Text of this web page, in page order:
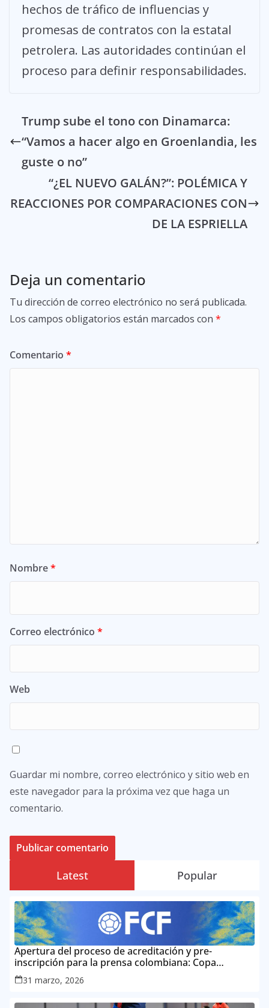
hechos de tráfico de influencias y
promesas de contratos con la estatal
petrolera. Las autoridades continúan el
proceso para definir responsabilidades.
Trump sube el tono con Dinamarca:
“Vamos a hacer algo en Groenlandia, les
guste o no”
“¿EL NUEVO GALÁN?”: POLÉMICA Y
REACCIONES POR COMPARACIONES CON
DE LA ESPRIELLA
Deja un comentario
Tu dirección de correo electrónico no será publicada.
Los campos obligatorios están marcados con *
Comentario *
Nombre*
Correo electrónico *
Web
Guardar mi nombre, correo electrónico y sitio web en
este navegador para la próxima vez que haga un
comentario.
Latest Popular
Apertura del proceso de acreditación y pre-
inscripción para la prensa colombiana: Copa
Mundial de la FIFA 2026 ™
31 marzo, 2026